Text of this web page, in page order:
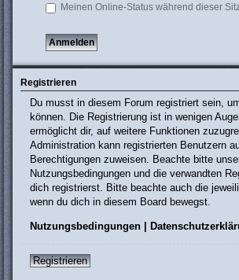
Meinen Online-Status während dieser
Registrieren
Du musst in diesem Forum registriert sein,
können. Die Registrierung ist in wenigen
ermöglicht dir, auf weitere Funktionen
Administration kann registrierten Benutzern
Berechtigungen zuweisen. Beachte bitte
Nutzungsbedingungen und die verwandten
dich registrierst. Bitte beachte auch die
wenn du dich in diesem Board bewegst.
Nutzungsbedingungen
Registrieren